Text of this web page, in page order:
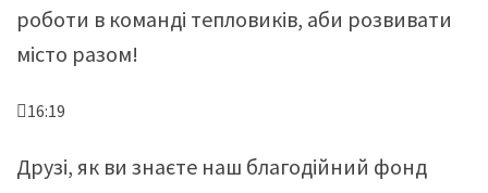
роботи в команді тепловиків, аби розвивати
місто разом!
16:19
Друзі, як ви знаєте наш благодійний фонд